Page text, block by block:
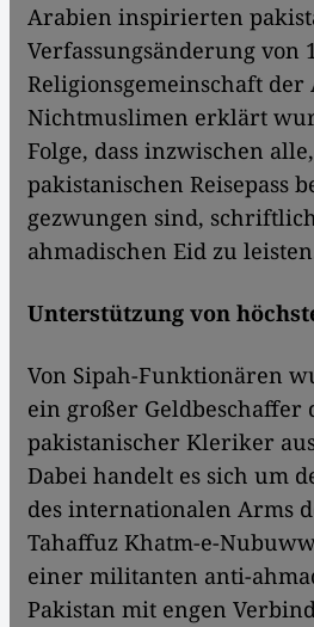
Arabien inspirierten
Verfassungsänderung von
Religionsgemeinschaft der
Nichtmuslimen erklärt
Folge, dass inzwischen
pakistanischen Reisepass
gezwungen sind,
ahmadischen Eid zu
Unterstützung von
Von Sipah-Funktionären
ein großer Geldbeschaffer
pakistanischer Kleriker
Dabei handelt es sich um
des internationalen Arms
Tahaffuz Khatm-e-
einer militanten anti-
Pakistan mit engen